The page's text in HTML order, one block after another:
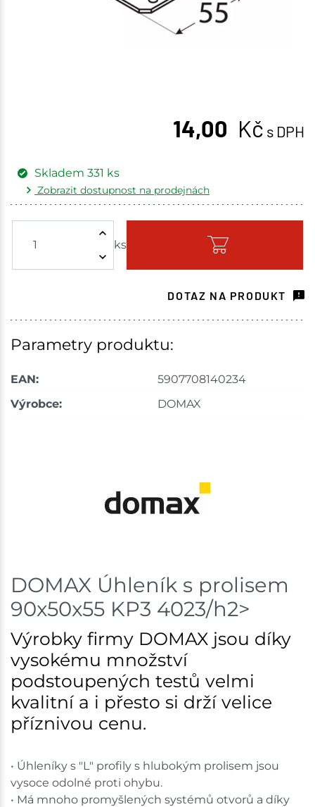
14,00 Kč s DPH
ks
Skladem 331 ks
Zobrazit dostupnost na prodejnách
Skladem - ihned k odeslání
Choceň 44 ks
Velké Meziříčí
Skladem na prodejně - doručení do 7 dnů
Nové Město
Skladem na prodejně - doručení do 7 dnů
47 ks
Velká Bíteš
Skladem na prodejně - doručení do 7 dnů
40 ks
Skladové množství na prodejnách je pouze orientační.
Ceny na prodejnách se mohou lišit od cen na e-
DOTAZ NA PRODUKT
Parametry produktu:
EAN:
5907708140234
Výrobce:
DOMAX
DOMAX Úhleník s prolisem
90x50x55 KP3 4023/h2>
Výrobky firmy DOMAX jsou díky
vysokému množství
podstoupených testů velmi
kvalitní a i přesto si drží velice
příznivou cenu.
• Úhleníky s "L" profily s hlubokým prolisem jsou
vysoce odolné proti ohybu.
• Má mnoho promyšlených systémů otvorů a díky